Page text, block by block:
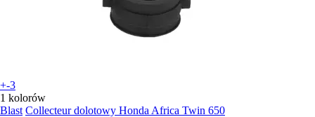
+-3
1 kolorów
Blast Collecteur dolotowy Honda Africa Twin 650